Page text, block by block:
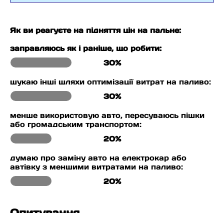
Як ви реагуєте на підняття цін на пальне:
заправляюсь як і раніше, що робити:
30%
шукаю інші шляхи оптимізації витрат на паливо:
30%
менше використовую авто, пересуваюсь пішки
або громадським транспортом:
20%
думаю про заміну авто на електрокар або
автівку з меншими витратами на паливо:
20%